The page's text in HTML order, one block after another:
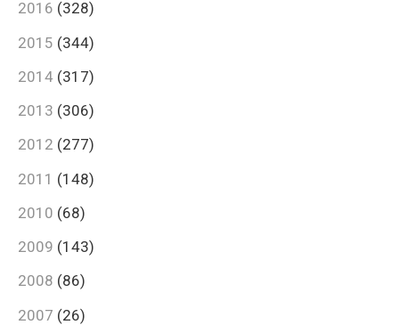
2016 (328)
2015 (344)
2014 (317)
2013 (306)
2012 (277)
2011 (148)
2010 (68)
2009 (143)
2008 (86)
2007 (26)